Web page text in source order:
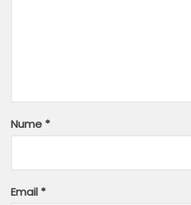
Nume *
Email *